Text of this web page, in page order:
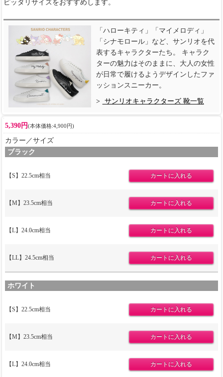
ピッタリサイズをおすすめします。
「ハローキティ」「マイメロディ」
「シナモロール」など、サンリオを代
表するキャラクターたち。 キャラク
ターの魅力はそのままに、大人の女性
が日常で履けるようデザインしたファ
ッションスニーカー。
サンリオキャラクターズ 靴一覧
5,390円(本体価格:4,900円)
カラー／サイズ
ブラック
【S】22.5cm相当
【M】23.5cm相当
【L】24.0cm相当
【LL】24.5cm相当
ホワイト
【S】22.5cm相当
【M】23.5cm相当
【L】24.0cm相当